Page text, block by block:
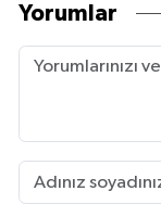
Yorumlar